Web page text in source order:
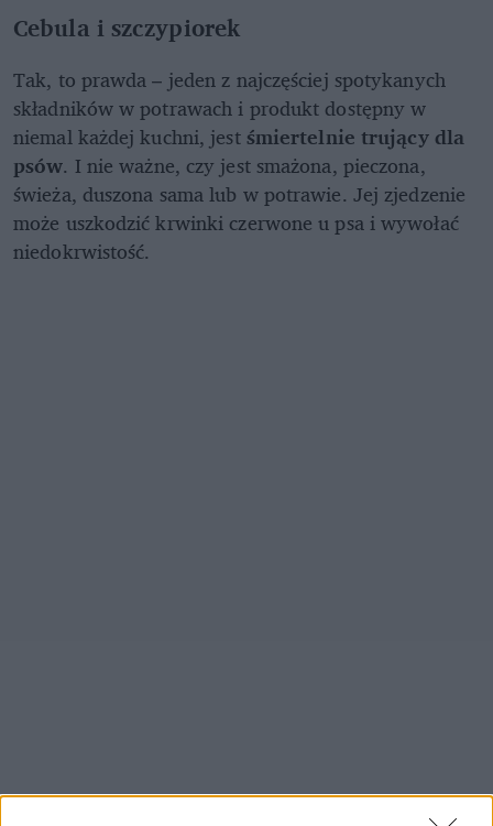
Cebula i szczypiorek
Tak, to prawda – jeden z najczęściej spotykanych
składników w potrawach i produkt dostępny w
niemal każdej kuchni, jestśmiertelnie trujący dla
psów. I nie ważne, czy jest smażona, pieczona,
świeża, duszona sama lub w potrawie. Jej zjedzenie
może uszkodzić krwinki czerwone u psa i wywołać
niedokrwistość.